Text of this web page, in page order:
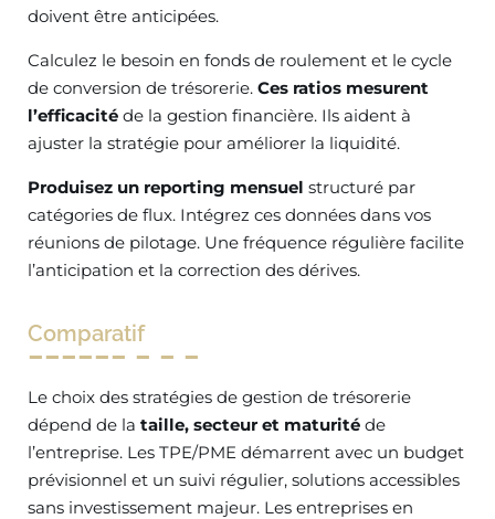
doivent être anticipées.
Calculez le besoin en fonds de roulement et le cycle
de conversion de trésorerie. Ces ratios mesurent
l’efficacité de la gestion financière. Ils aident à
ajuster la stratégie pour améliorer la liquidité.
Produisez un reporting mensuel structuré par
catégories de flux. Intégrez ces données dans vos
réunions de pilotage. Une fréquence régulière facilite
l’anticipation et la correction des dérives.
Comparatif
Le choix des stratégies de gestion de trésorerie
dépend de la taille, secteur et maturité de
l’entreprise. Les TPE/PME démarrent avec un budget
prévisionnel et un suivi régulier, solutions accessibles
sans investissement majeur. Les entreprises en